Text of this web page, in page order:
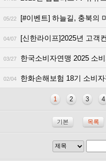
05/22 [#이벤트] 하늘길, 충북의 미래
04/07 [신한라이프]2025년 고객
03/27 한국소비자연맹 2025 소
02/04 한화손해보험 18기 소비
1 2 3 4
기본 목록